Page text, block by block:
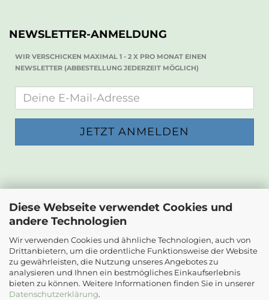
Diese Webseite verwendet Cookies und
andere Technologien
Wir verwenden Cookies und ähnliche Technologien, auch von
Drittanbietern, um die ordentliche Funktionsweise der Website
zu gewährleisten, die Nutzung unseres Angebotes zu
analysieren und Ihnen ein bestmögliches Einkaufserlebnis
bieten zu können. Weitere Informationen finden Sie in unserer
Datenschutzerklärung.
NEWSLETTER-ANMELDUNG
WIR VERSCHICKEN MAXIMAL 1 - 2 X PRO MONAT EINEN
NEWSLETTER (ABBESTELLUNG JEDERZEIT MÖGLICH)
KONTAKT
Die Papierwerkstatt
2232 Deutsch-Wagram
Email: info@diepapierwerkstatt.at
Tel. +43 664 5261978
Kontaktformular